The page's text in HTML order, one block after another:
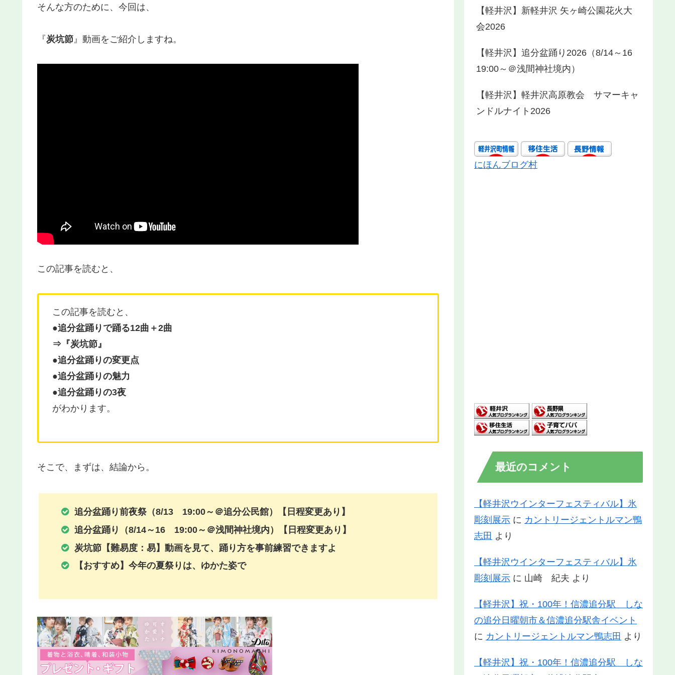
そんな方のために、今回は、
『炭坑節』動画をご紹介しますね。
この記事を読むと、
この記事を読むと、
●追分盆踊りで踊る12曲＋2曲
⇒『炭坑節』
●追分盆踊りの変更点
●追分盆踊りの魅力
●追分盆踊りの3夜
がわかります。
そこで、まずは、結論から。
追分盆踊り前夜祭（8/13 19:00～＠追分公民館）【日程変更あり】
追分盆踊り（8/14～16 19:00～＠浅間神社境内）【日程変更あり】
炭坑節【難易度：易】動画を見て、踊り方を事前練習できますよ
【おすすめ】今年の夏祭りは、ゆかた姿で
【軽井沢】新軽井沢 矢ヶ崎公園花火大
会2026
【軽井沢】追分盆踊り2026（8/14～16
19:00～＠浅間神社境内）
【軽井沢】軽井沢高原教会 サマーキャ
ンドルナイト2026
にほんブログ村
最近のコメント
【軽井沢ウインターフェスティバル】氷
彫刻展示 に カントリージェントルマン鴨
志田 より
【軽井沢ウインターフェスティバル】氷
彫刻展示 に 山崎 紀夫 より
【軽井沢】祝・100年！信濃追分駅 しな
の追分日曜朝市＆信濃追分駅舎イベント
に カントリージェントルマン鴨志田 より
【軽井沢】祝・100年！信濃追分駅 しな